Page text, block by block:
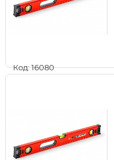
Код: 16080